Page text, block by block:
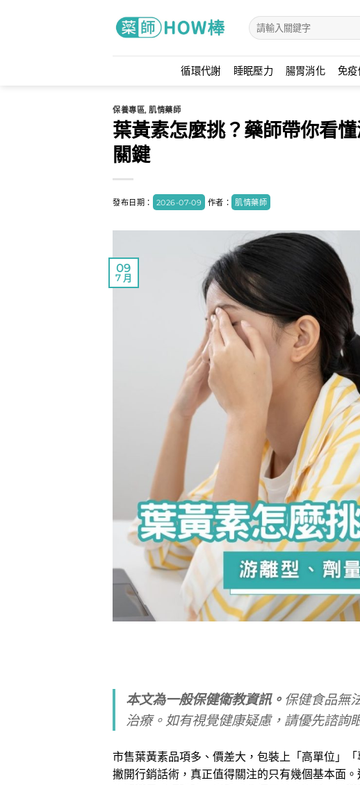
循環代謝 睡眠壓力 腸胃消化 免疫
保養專區,肌情藥師
葉黃素怎麼挑？藥師帶你看
關鍵
發布日期： 2026-07-09 作者： 肌情藥師
09
7 月
本文為一般保健衛教資訊。 保健食品無
治療。如有視覺健康疑慮，請優先諮詢
市售葉黃素品項多、價差大，包裝上「高單位」
撇開行銷話術，真正值得關注的只有幾個基本面